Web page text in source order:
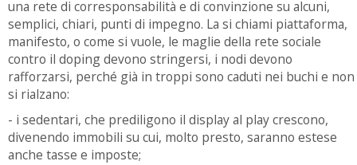
una rete di corresponsabilità e di convinzione su alcuni,
semplici, chiari, punti di impegno. La si chiami piattaforma,
manifesto, o come si vuole, le maglie della rete sociale
contro il doping devono stringersi, i nodi devono
rafforzarsi, perché già in troppi sono caduti nei buchi e non
si rialzano:
- i sedentari, che prediligono il display al play crescono,
divenendo immobili su cui, molto presto, saranno estese
anche tasse e imposte;